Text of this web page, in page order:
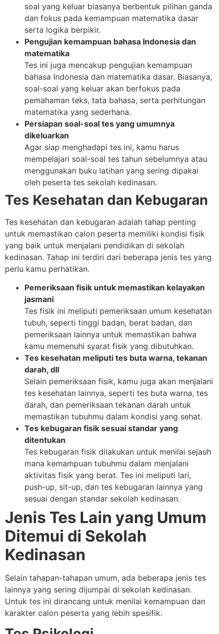
soal yang keluar biasanya berbentuk pilihan ganda
dan fokus pada kemampuan matematika dasar
serta logika berpikir.
Pengujian kemampuan bahasa Indonesia dan
matematika
Tes ini juga mencakup pengujian kemampuan
bahasa Indonesia dan matematika dasar. Biasanya,
soal-soal yang keluar akan berfokus pada
pemahaman teks, tata bahasa, serta perhitungan
matematika yang sederhana.
Persiapan soal-soal tes yang umumnya
dikeluarkan
Agar siap menghadapi tes ini, kamu harus
mempelajari soal-soal tes tahun sebelumnya atau
menggunakan buku latihan yang sering dipakai
oleh peserta tes sekolah kedinasan.
Tes Kesehatan dan Kebugaran
Tes kesehatan dan kebugaran adalah tahap penting
untuk memastikan calon peserta memiliki kondisi fisik
yang baik untuk menjalani pendidikan di sekolah
kedinasan. Tahap ini terdiri dari beberapa jenis tes yang
perlu kamu perhatikan.
Pemeriksaan fisik untuk memastikan kelayakan
jasmani
Tes fisik ini meliputi pemeriksaan umum kesehatan
tubuh, seperti tinggi badan, berat badan, dan
pemeriksaan lainnya untuk memastikan bahwa
kamu memenuhi syarat fisik yang dibutuhkan.
Tes kesehatan meliputi tes buta warna, tekanan
darah, dll
Selain pemeriksaan fisik, kamu juga akan menjalani
tes kesehatan lainnya, seperti tes buta warna, tes
darah, dan pemeriksaan tekanan darah untuk
memastikan tubuhmu dalam kondisi yang sehat.
Tes kebugaran fisik sesuai standar yang
ditentukan
Tes kebugaran fisik dilakukan untuk menilai sejauh
mana kemampuan tubuhmu dalam menjalani
aktivitas fisik yang berat. Tes ini meliputi lari,
push-up, sit-up, dan tes kebugaran lainnya yang
sesuai dengan standar sekolah kedinasan.
Jenis Tes Lain yang Umum
Ditemui di Sekolah
Kedinasan
Selain tahapan-tahapan umum, ada beberapa jenis tes
lainnya yang sering dijumpai di sekolah kedinasan.
Untuk tes ini dirancang untuk menilai kemampuan dan
karakter calon peserta yang lebih spesifik.